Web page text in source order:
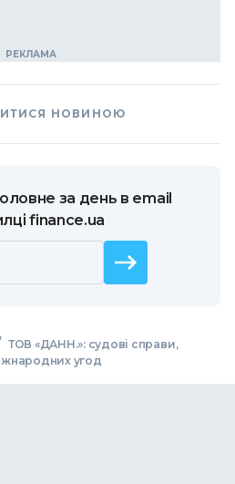
НОВИНОЮ
за день в email
finance.ua
ТОВ «ДАНН.»: судові справи,
угод